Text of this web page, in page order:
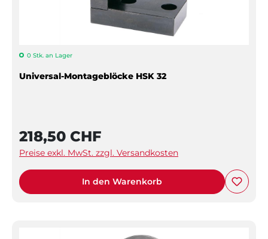
0 Stk. an Lager
Universal-Montageblöcke HSK 32
218,50 CHF
Preise exkl. MwSt. zzgl. Versandkosten
In den Warenkorb